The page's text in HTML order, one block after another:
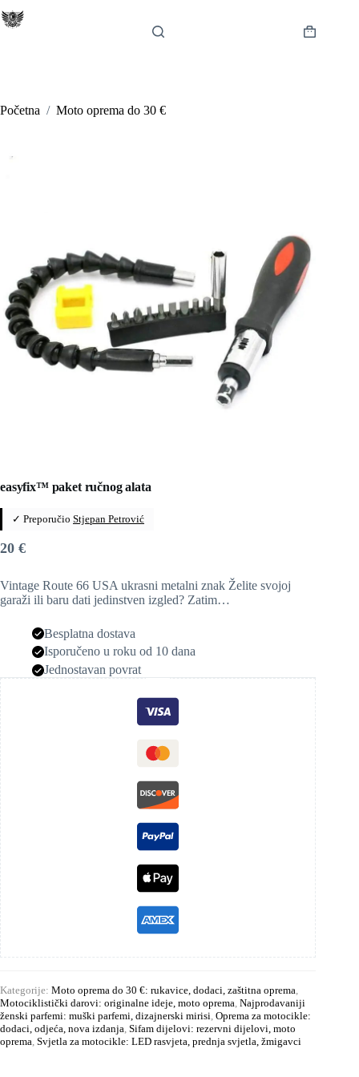
na
Košarica
Početna / Moto oprema do 30 €
easyfix™ paket ručnog alata
✓ Preporučio Stjepan Petrović
20 €
Vintage Route 66 USA ukrasni metalni znak Želite svojoj
garaži ili baru dati jedinstven izgled? Zatim…
Besplatna dostava
Isporučeno u roku od 10 dana
Jednostavan povrat
Kategorije: Moto oprema do 30 €: rukavice, dodaci, zaštitna oprema,
Motociklistički darovi: originalne ideje, moto oprema, Najprodavaniji
ženski parfemi: muški parfemi, dizajnerski mirisi, Oprema za motocikle:
dodaci, odjeća, nova izdanja, Sifam dijelovi: rezervni dijelovi, moto
oprema, Svjetla za motocikle: LED rasvjeta, prednja svjetla, žmigavci